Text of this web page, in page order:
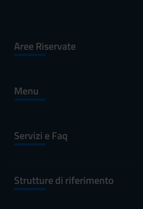
Aree Riservate
Menu
Servizi e Faq
Strutture di riferimento